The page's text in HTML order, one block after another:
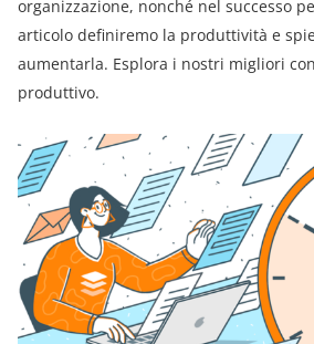
organizzazione, nonché nel successo
articolo definiremo la produttività e
aumentarla. Esplora i nostri migliori
produttivo.